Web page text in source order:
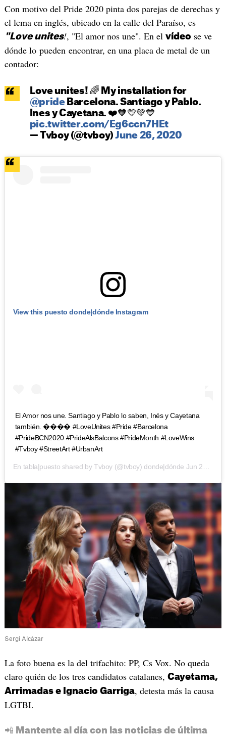
Con motivo del Pride 2020 pinta dos parejas de derechas y
el lema en inglés, ubicado en la calle del Paraíso, es
"Love unites!, "El amor nos une". En el vídeo se ve
dónde lo pueden encontrar, en una placa de metal de un
contador:
Love unites! 🌈 My installation for
@prideBarcelona. Santiago y Pablo.
Ines y Cayetana. ❤️🧡💛💚💙
pic.twitter.com/Eg6ccn7HEt
— Tvboy (@tvboy)June 26, 2020
View this puesto donde|dónde Instagram
El Amor nos une. Santiago y Pablo lo saben, Inés y Cayetana
también. ���� #LoveUnites #Pride #Barcelona
#PrideBCN2020 #PrideAlsBalcons #PrideMonth #LoveWins
#Tvboy #StreetArt #UrbanArt
En tabla|puesto shared byTvboy (@tvboy) donde|dónde Jun 27, 2020 at 3:26am PDT
Sergi Alcàzar
La foto buena es la del trifachito: PP, Cs Vox. No queda
claro quién de los tres candidatos catalanes, Cayetama,
Arrimadas e Ignacio Garriga, detesta más la causa
LGTBI.
📲 Mantente al día con las noticias de última